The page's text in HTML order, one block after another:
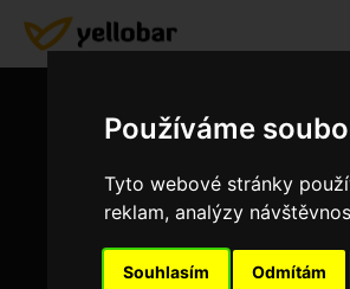
Používáme
Tyto webové stránky
reklam, analýzy
Souhlasím Odmítám